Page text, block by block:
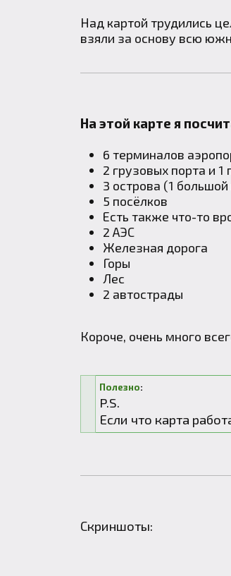
Над картой трудились
взяли за основу всю
На этой карте я
6 терминалов
2 грузовых порта и
3 острова (1
5 посёлков
Есть также что-то
2 АЭС
Железная дорога
Горы
Лес
2 автострады
Короче, очень много
Полезно:
P.S.
Если что карта
Скриншоты: